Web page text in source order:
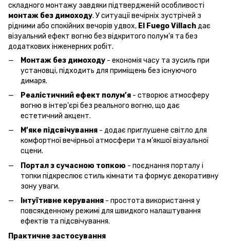
складного монтажу завдяки підтвердженій особливості
монтаж без димоходу. У ситуації вечірніх зустрічей з
рідними або спокійних вечорів удвох, El Fuego Villachдає
візуальний ефект вогню без відкритого полум’я та без
додаткових інженерних робіт.
Монтаж без димоходу - економія часу та зусиль при
установці, підходить для приміщень без існуючого
димаря.
Реалістичний ефект полум’я - створює атмосферу
вогню в інтер’єрі без реального вогню, що дає
естетичний акцент.
М’яке підсвічування - додає приглушене світло для
комфортної вечірньої атмосфери та м’якшої візуальної
сцени.
Портал з сучасною топкою - поєднання порталу і
топки підкреслює стиль кімнати та формує декоративну
зону уваги.
Інтуїтивне керування - простота використання у
повсякденному режимі для швидкого налаштування
ефектів та підсвічування.
Практичне застосування